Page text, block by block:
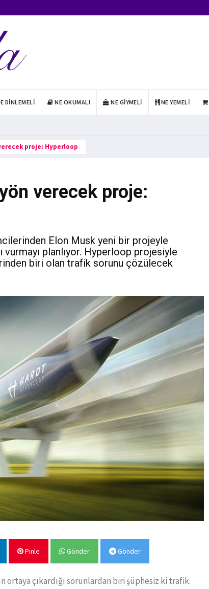
DINLEMELI NE OKUMALI NE GIYMELI NE YEMELI
proje: Hyperloop
verecek proje:
Elon Musk yeni bir projeyle
vurmayı planlıyor. Hyperloop projesiyle
biri olan trafik sorunu çözülecek
Pinle Gönder Gönder
çıkardığı sorunlardan biri şüphesiz ki trafik.